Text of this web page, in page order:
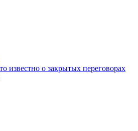
известно о закрытых переговорах